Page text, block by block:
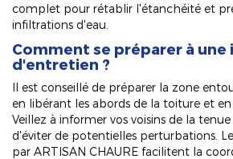
complet pour rétablir l'étanchéité et
infiltrations d'eau.
Comment se préparer à
d'entretien ?
Il est conseillé de préparer la zone
en libérant les abords de la toiture et en
Veillez à informer vos voisins de la
d'éviter de potentielles perturbations.
par ARTISAN CHAURE facilitent la